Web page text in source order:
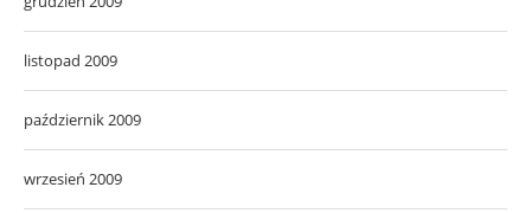
listopad 2009
październik 2009
wrzesień 2009